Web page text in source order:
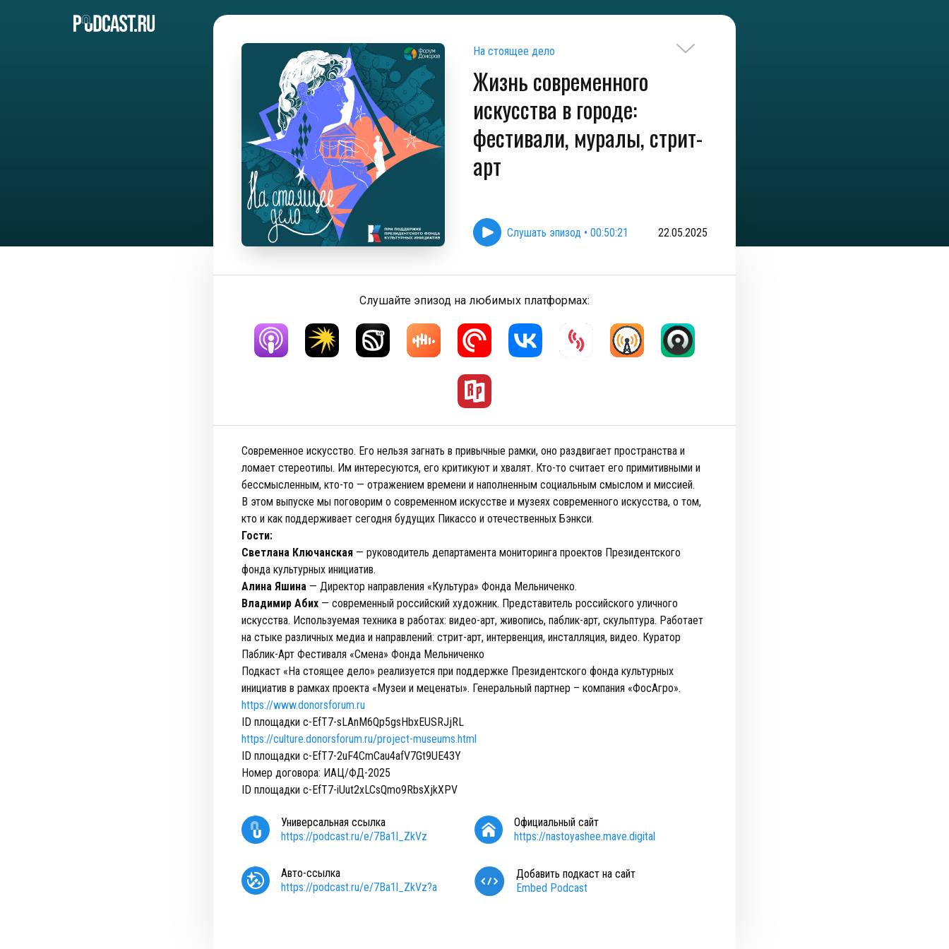
На стоящее дело
Жизнь современного
искусства в городе:
фестивали, муралы, стрит-
арт
Слушать эпизод • 00:50:21 22.05.2025
Слушайте эпизод на любимых платформах:
Современное искусство. Его нельзя загнать в привычные рамки, оно раздвигает пространства и
ломает стереотипы. Им интересуются, его критикуют и хвалят. Кто-то считает его примитивными и
бессмысленным, кто-то — отражением времени и наполненным социальным смыслом и миссией.
В этом выпуске мы поговорим о современном искусстве и музеях современного искусства, о том,
кто и как поддерживает сегодня будущих Пикассо и отечественных Бэнкси.
Гости:
Светлана Ключанская — руководитель департамента мониторинга проектов Президентского
фонда культурных инициатив.
Алина Яшина — Директор направления «Культура» Фонда Мельниченко.
Владимир Абих — современный российский художник. Представитель российского уличного
искусства. Используемая техника в работах: видео-арт, живопись, паблик-арт, скульптура. Работает
на стыке различных медиа и направлений: стрит-арт, интервенция, инсталляция, видео. Куратор
Паблик-Арт Фестиваля «Смена» Фонда Мельниченко
Подкаст «На стоящее дело» реализуется при поддержке Президентского фонда культурных
инициатив в рамках проекта «Музеи и меценаты». Генеральный партнер – компания «ФосАгро».
https://www.donorsforum.ru
ID площадки c-EfT7-sLAnM6Qp5gsHbxEUSRJjRL
https://culture.donorsforum.ru/project-museums.html
ID площадки c-EfT7-2uF4CmCau4afV7Gt9UE43Y
Номер договора: ИАЦ/ФД-2025
ID площадки c-EfT7-iUut2xLCsQmo9RbsXjkXPV
Универсальная ссылка
https://podcast.ru/e/7Ba1l_ZkVz
Официальный сайт
https://nastoyashee.mave.digital
Авто-ссылка
https://podcast.ru/e/7Ba1l_ZkVz?a
Добавить подкаст на сайт
Embed Podcast